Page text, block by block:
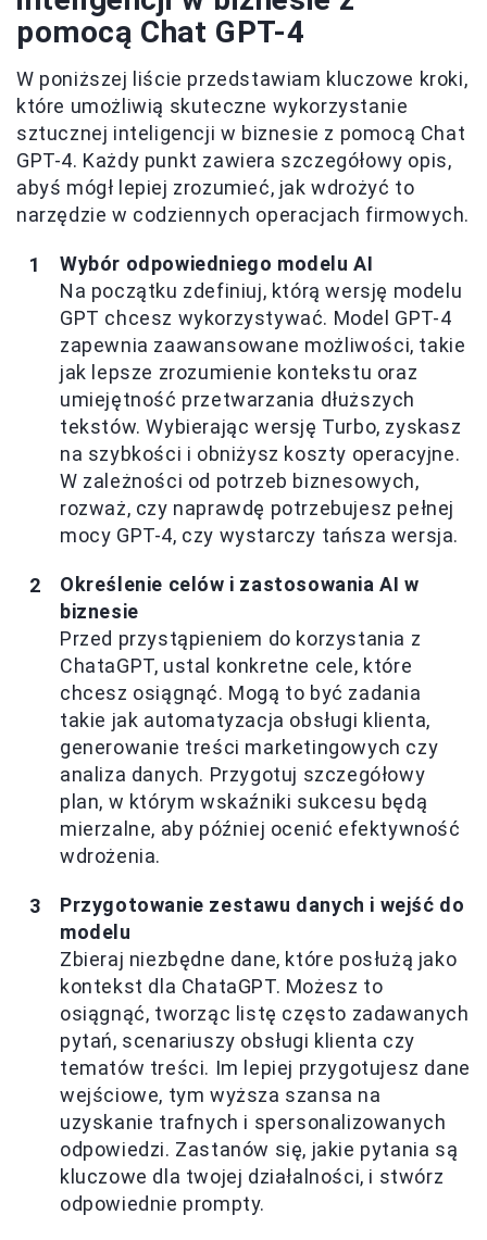
pomocą Chat GPT-4
W poniższej liście przedstawiam kluczowe kroki,
które umożliwią skuteczne wykorzystanie
sztucznej inteligencji w biznesie z pomocą Chat
GPT-4. Każdy punkt zawiera szczegółowy opis,
abyś mógł lepiej zrozumieć, jak wdrożyć to
narzędzie w codziennych operacjach firmowych.
Wybór odpowiedniego modelu AI
Na początku zdefiniuj, którą wersję modelu
GPT chcesz wykorzystywać. Model GPT-4
zapewnia zaawansowane możliwości, takie
jak lepsze zrozumienie kontekstu oraz
umiejętność przetwarzania dłuższych
tekstów. Wybierając wersję Turbo, zyskasz
na szybkości i obniżysz koszty operacyjne.
W zależności od potrzeb biznesowych,
rozważ, czy naprawdę potrzebujesz pełnej
mocy GPT-4, czy wystarczy tańsza wersja.
Określenie celów i zastosowania AI w
biznesie
Przed przystąpieniem do korzystania z
ChataGPT, ustal konkretne cele, które
chcesz osiągnąć. Mogą to być zadania
takie jak automatyzacja obsługi klienta,
generowanie treści marketingowych czy
analiza danych. Przygotuj szczegółowy
plan, w którym wskaźniki sukcesu będą
mierzalne, aby później ocenić efektywność
wdrożenia.
Przygotowanie zestawu danych i wejść do
modelu
Zbieraj niezbędne dane, które posłużą jako
kontekst dla ChataGPT. Możesz to
osiągnąć, tworząc listę często zadawanych
pytań, scenariuszy obsługi klienta czy
tematów treści. Im lepiej przygotujesz dane
wejściowe, tym wyższa szansa na
uzyskanie trafnych i spersonalizowanych
odpowiedzi. Zastanów się, jakie pytania są
kluczowe dla twojej działalności, i stwórz
odpowiednie prompty.